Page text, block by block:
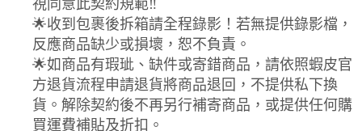
🌟收到包裹後拆箱請全程錄影！若無提供錄影檔，
反應商品缺少或損壞，恕不負責。
🌟如商品有瑕玼、缺件或寄錯商品，請依照蝦皮官
方退貨流程申請退貨將商品退回，不提供私下換
貨。解除契約後不再另行補寄商品，或提供任何購
買運費補貼及折扣。